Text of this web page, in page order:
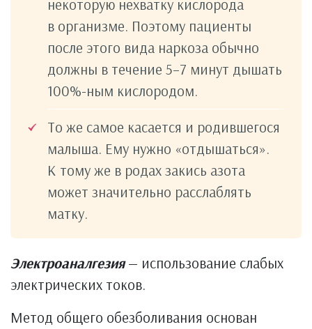
некоторую нехватку кислорода
в организме. Поэтому пациенты
после этого вида наркоза обычно
должны в течение 5–7 минут дышать
100%-ным кислородом.
То же самое касается и родившегося
малыша. Ему нужно «отдышаться».
К тому же в родах закись азота
может значительно расслаблять
матку.
Электроаналгезия— использование слабых
электрических токов.
Метод общего обезболивания основан